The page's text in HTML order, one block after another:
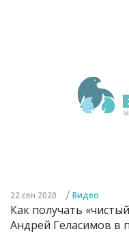
22 сен 2020 / Видео
Как получать
Андрей Геласимов в